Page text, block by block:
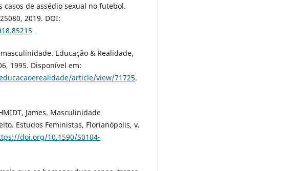
de assédio sexual no futebol.
2019. DOI:
Educação & Realidade,
1995. Disponível em:
article/view/71725.
James. Masculinidade
Estudos Feministas, Florianópolis, v.
doi.org/10.1590/S0104-